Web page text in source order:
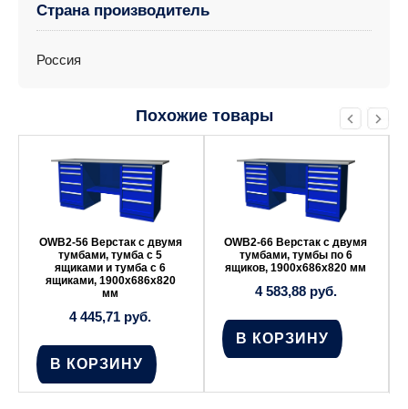
Страна производитель
Россия
Похожие товары
OWB2-56 Верстак с двумя
тумбами, тумба с 5
ящиками и тумба с 6
ящиками, 1900х686х820
мм
4 445,71 руб.
В КОРЗИНУ
OWB2-66 Верстак с двумя
тумбами, тумбы по 6
ящиков, 1900х686х820 мм
4 583,88 руб.
В КОРЗИНУ